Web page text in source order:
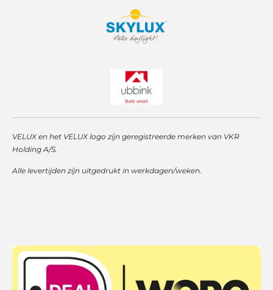
VELUX en het VELUX logo zijn geregistreerde merken van VKR
Holding A/S.
Alle levertijden zijn uitgedrukt in werkdagen/weken.